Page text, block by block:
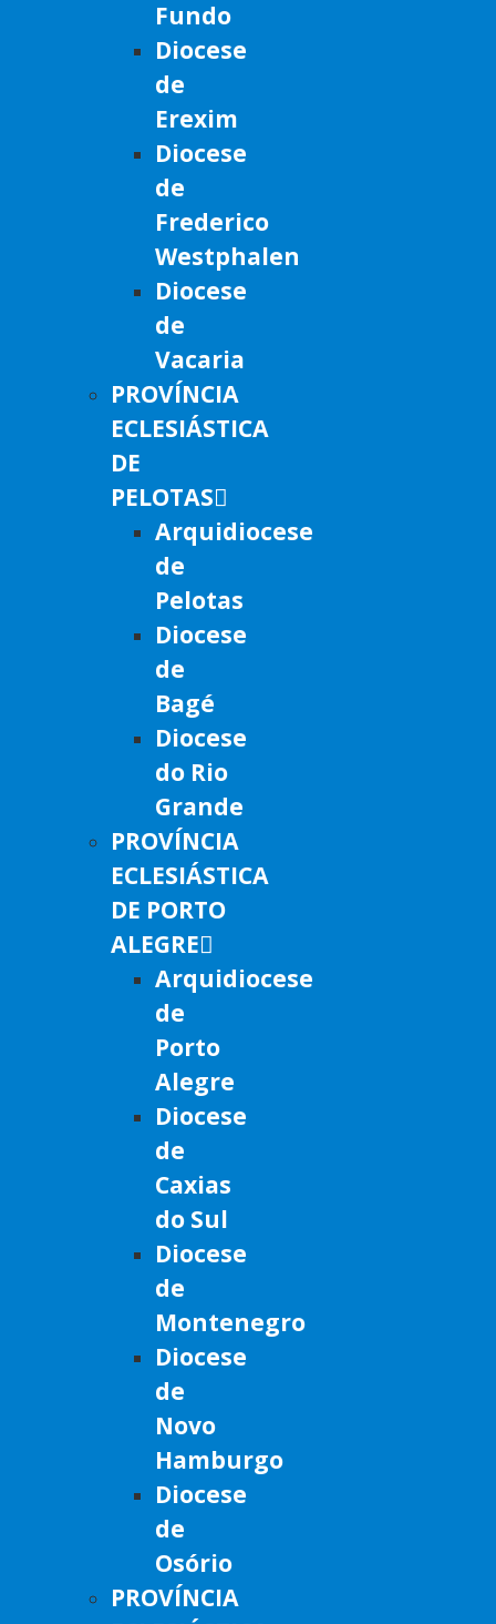
Fundo
Diocese
de
Erexim
Diocese
de
Frederico
Westphalen
Diocese
de
Vacaria
PROVÍNCIA
ECLESIÁSTICA
DE
PELOTAS
Arquidiocese
de
Pelotas
Diocese
de
Bagé
Diocese
do Rio
Grande
PROVÍNCIA
ECLESIÁSTICA
DE PORTO
ALEGRE
Arquidiocese
de
Porto
Alegre
Diocese
de
Caxias
do Sul
Diocese
de
Montenegro
Diocese
de
Novo
Hamburgo
Diocese
de
Osório
PROVÍNCIA